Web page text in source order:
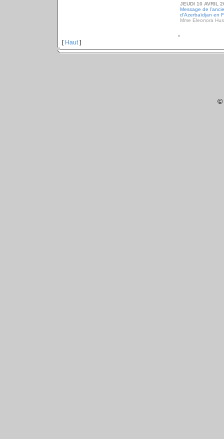
JEUDI 10 AVRIL
Message de
d'Azerbaïdjan en
Mme Eleonora
[ Haut ]
©